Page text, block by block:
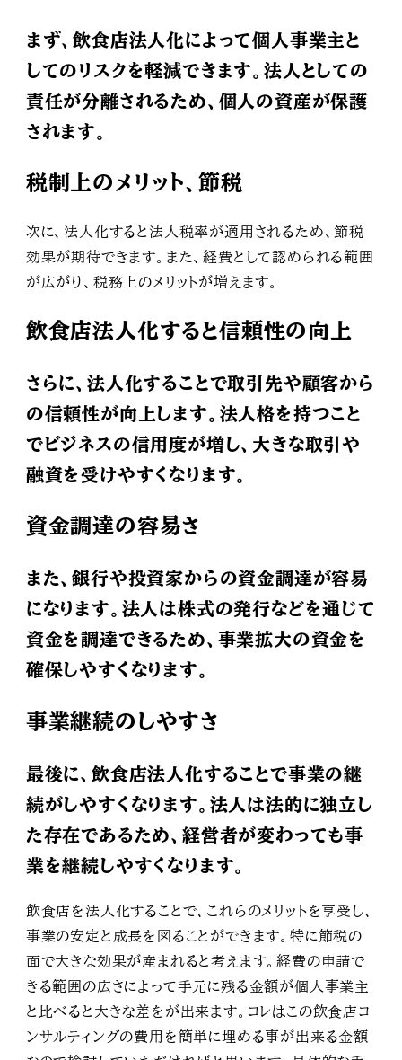
まず、飲食店法人化によって個人事業主と
してのリスクを軽減できます。法人としての
責任が分離されるため、個人の資産が保護
されます。
税制上のメリット、節税
次に、法人化すると法人税率が適用されるため、節税
効果が期待できます。また、経費として認められる範囲
が広がり、税務上のメリットが増えます。
飲食店法人化すると信頼性の向上
さらに、法人化することで取引先や顧客から
の信頼性が向上します。法人格を持つこと
でビジネスの信用度が増し、大きな取引や
融資を受けやすくなります。
資金調達の容易さ
また、銀行や投資家からの資金調達が容易
になります。法人は株式の発行などを通じて
資金を調達できるため、事業拡大の資金を
確保しやすくなります。
事業継続のしやすさ
最後に、飲食店法人化することで事業の継
続がしやすくなります。法人は法的に独立し
た存在であるため、経営者が変わっても事
業を継続しやすくなります。
飲食店を法人化することで、これらのメリットを享受し、
事業の安定と成長を図ることができます。特に節税の
面で大きな効果が産まれると考えます。経費の申請で
きる範囲の広さによって手元に残る金額が個人事業主
と比べると大きな差をが出来ます。コレはこの飲食店コ
ンサルティングの費用を簡単に埋める事が出来る金額